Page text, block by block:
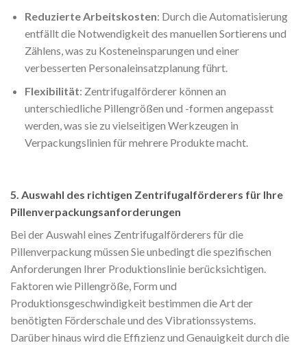
Reduzierte Arbeitskosten: Durch die Automatisierung
entfällt die Notwendigkeit des manuellen Sortierens und
Zählens, was zu Kosteneinsparungen und einer
verbesserten Personaleinsatzplanung führt.
Flexibilität: Zentrifugalförderer können an
unterschiedliche Pillengrößen und -formen angepasst
werden, was sie zu vielseitigen Werkzeugen in
Verpackungslinien für mehrere Produkte macht.
5. Auswahl des richtigen Zentrifugalförderers für Ihre
Pillenverpackungsanforderungen
Bei der Auswahl eines Zentrifugalförderers für die
Pillenverpackung müssen Sie unbedingt die spezifischen
Anforderungen Ihrer Produktionslinie berücksichtigen.
Faktoren wie Pillengröße, Form und
Produktionsgeschwindigkeit bestimmen die Art der
benötigten Förderschale und des Vibrationssystems.
Darüber hinaus wird die Effizienz und Genauigkeit durch die